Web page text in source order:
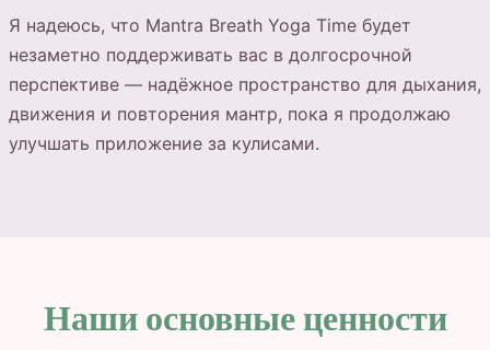
Я надеюсь, что Mantra Breath Yoga Time будет
незаметно поддерживать вас в долгосрочной
перспективе — надёжное пространство для дыхания,
движения и повторения мантр, пока я продолжаю
улучшать приложение за кулисами.
Наши основные ценности